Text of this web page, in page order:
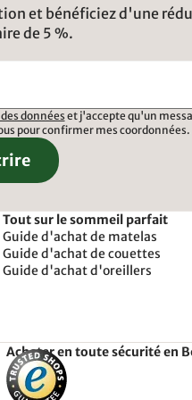
et bénéficiez d'une
de 5 %.
données et j'accepte qu'un
pour confirmer mes coordonnées.
Tout sur le sommeil parfait
Guide d'achat de matelas
Guide d'achat de couettes
Guide d'achat d'oreillers
Acheter en toute sécurité en